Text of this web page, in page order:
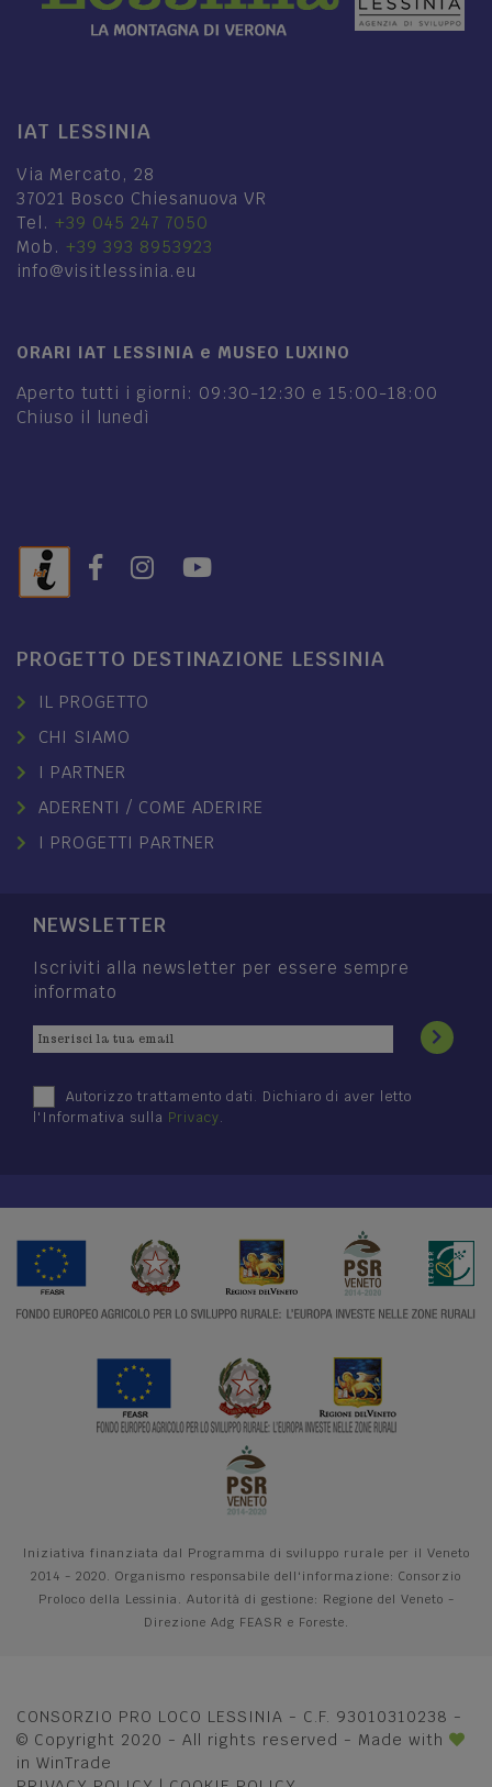
IAT LESSINIA
Via Mercato, 28
37021 Bosco Chiesanuova VR
Tel. +39 045 247 7050
Mob. +39 393 8953923
info@visitlessinia.eu
ORARI IAT LESSINIA e MUSEO LUXINO
Aperto tutti i giorni: 09:30-12:30 e 15:00-18:00
Chiuso il lunedì
PROGETTO DESTINAZIONE LESSINIA
IL PROGETTO
CHI SIAMO
I PARTNER
ADERENTI / COME ADERIRE
I PROGETTI PARTNER
NEWSLETTER
Iscriviti alla newsletter per essere sempre
informato
Autorizzo trattamento dati. Dichiaro di aver letto
l'Informativa sulla Privacy.
Iniziativa finanziata dal Programma di sviluppo rurale per il Veneto
2014 - 2020. Organismo responsabile dell'informazione: Consorzio
Proloco della Lessinia. Autorità di gestione: Regione del Veneto -
Direzione Adg FEASR e Foreste.
CONSORZIO PRO LOCO LESSINIA - C.F. 93010310238 -
© Copyright 2020 - All rights reserved - Made with
in WinTrade